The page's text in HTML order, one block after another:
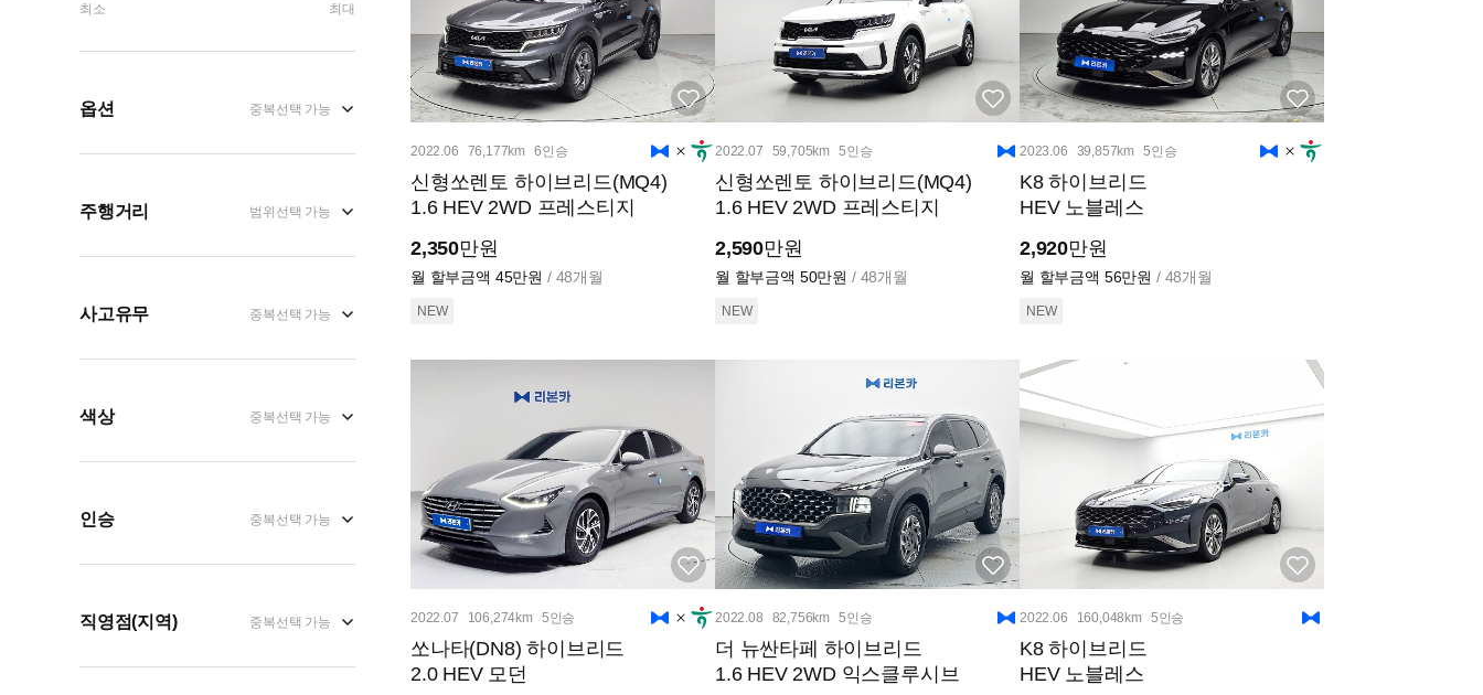
최소 최대
옵션 중복선택 가능
주행거리 범위선택 가능
사고유무 중복선택 가능
색상 중복선택 가능
인승 중복선택 가능
직영점(지역) 중복선택 가능
2022.06 76,177km 6인승
신형쏘렌토 하이브리드(MQ4)
1.6 HEV 2WD 프레스티지
2,350만원
월 할부금액 45만원 / 48개월
NEW
2022.07 59,705km 5인승
신형쏘렌토 하이브리드(MQ4)
1.6 HEV 2WD 프레스티지
2,590만원
월 할부금액 50만원 / 48개월
NEW
2023.06 39,857km 5인승
K8 하이브리드
HEV 노블레스
2,920만원
월 할부금액 56만원 / 48개월
NEW
2022.07 106,274km 5인승
쏘나타(DN8) 하이브리드
2.0 HEV 모던
2022.08 82,756km 5인승
더 뉴싼타페 하이브리드
1.6 HEV 2WD 익스클루시브
2022.06 160,048km 5인승
K8 하이브리드
HEV 노블레스